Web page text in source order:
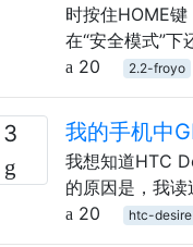
时按住HOME
在“安全模式”下
20
2.2-froyo
3 我的手机中
我想知道HTC
的原因是，我读
20
htc-desire